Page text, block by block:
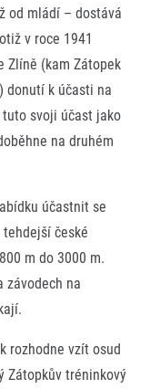
od mládí – dostává
v roce 1941
Zlíně (kam Zátopek
donutí k účasti na
svoji účast jako
na druhém
účastnit se
české
m do 3000 m.
závodech na
rozhodne vzít osud
Zátopkův tréninkový